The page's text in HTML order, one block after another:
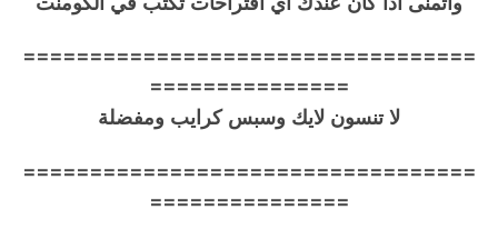
==================================
===============
لا تنسون لايك وسبس كرايب ومفضلة
==================================
===============